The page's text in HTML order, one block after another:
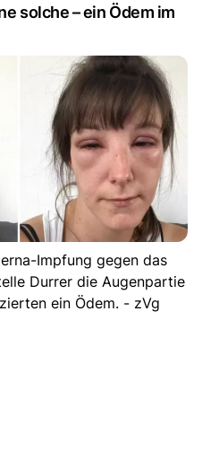
solche – ein Ödem im
Impfung gegen das
Durrer die Augenpartie
ein Ödem. - zVg